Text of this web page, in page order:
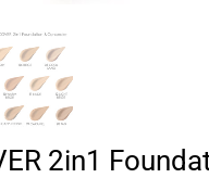
2in1